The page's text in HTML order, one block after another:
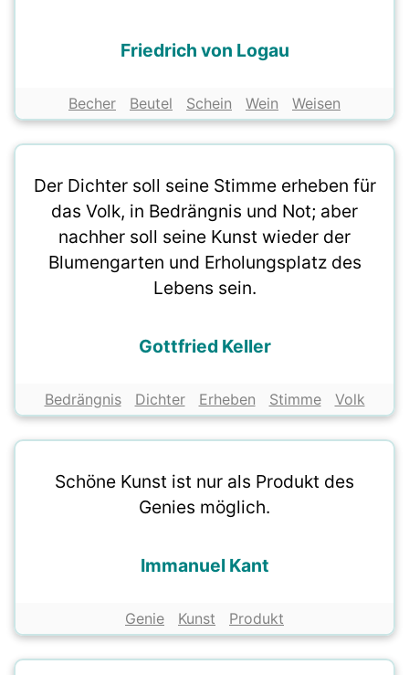
Friedrich von Logau
Becher Beutel Schein Wein Weisen
Der Dichter soll seine Stimme erheben für
das Volk, in Bedrängnis und Not; aber
nachher soll seine Kunst wieder der
Blumengarten und Erholungsplatz des
Lebens sein.
Gottfried Keller
Bedrängnis Dichter Erheben Stimme Volk
Schöne Kunst ist nur als Produkt des
Genies möglich.
Immanuel Kant
Genie Kunst Produkt